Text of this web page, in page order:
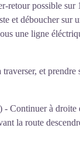
retour possible sur
et déboucher sur
une ligne
et
- Continuer à droite
la route